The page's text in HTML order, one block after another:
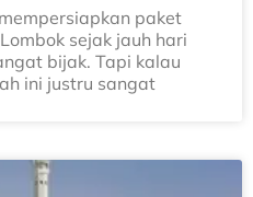
paket
sejak jauh hari
bijak. Tapi kalau
ini justru sangat